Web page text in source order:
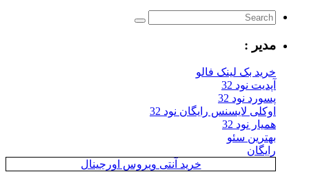
مدیر :
خرید بک لینک فالو
آپدیت نود 32
پسورد نود 32
اوکلی لایسنس رایگان نود 32
همیار نود 32
بهترین سئو
رایگان
خرید آنتی ویروس اورجینال